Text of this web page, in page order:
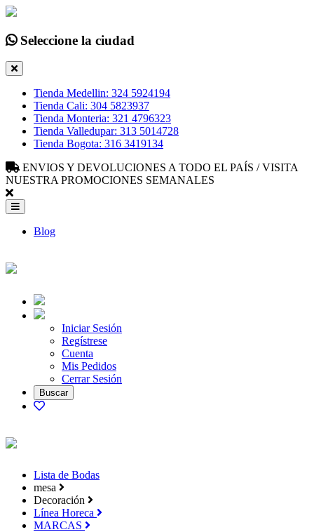
Seleccione la ciudad
Tienda Medellin: 324 5924194
Tienda Cali: 304 5823937
Tienda Monteria: 321 4796323
Tienda Valledupar: 313 5014728
Tienda Bogota: 316 3419134
ENVIOS Y DEVOLUCIONES A TODO EL PAÍS / VISITA
NUESTRA PROMOCIONES SEMANALES
Blog
Iniciar Sesión
Regístrese
Cuenta
Mis Pedidos
Cerrar Sesión
Lista de Bodas
mesa
Decoración
Línea Horeca
MARCAS